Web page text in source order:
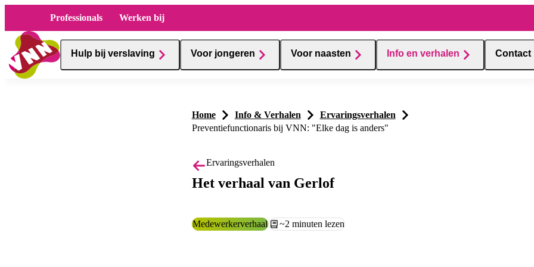
Professionals Werken bij
Hulp bij verslaving Voor jongeren Voor naasten Info en verhalen Contact
Home Info & Verhalen
Ervaringsverhalen
Preventiefunctionaris bij VNN: "Elke dag is anders"
Ervaringsverhalen
Het verhaal van Gerlof
Categorie:
MedewerkerverhaalLeestijd:
~2 minuten lezen